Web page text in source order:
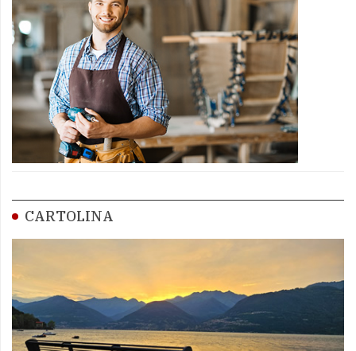
CARTOLINA